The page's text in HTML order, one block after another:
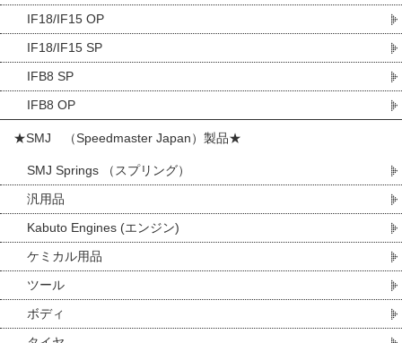
IF18/IF15 OP
IF18/IF15 SP
IFB8 SP
IFB8 OP
★SMJ （Speedmaster Japan）製品★
SMJ Springs （スプリング）
汎用品
Kabuto Engines (エンジン)
ケミカル用品
ツール
ボディ